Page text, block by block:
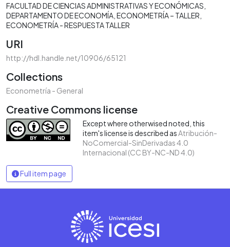
FACULTAD DE CIENCIAS ADMINISTRATIVAS Y ECONÓMICAS
DEPARTAMENTO DE ECONOMÍA ECONOMETRÍA – TALLER
ECONOMETRÍA - RESPUESTA TALLER
URI
http://hdl.handle.net/10906/65121
Collections
Econometría - General
Creative Commons license
Except where otherwised noted, this
item's license is described asAtribución-
NoComercial-SinDerivadas 4.0
Internacional (CC BY-NC-ND 4.0)
Full item page